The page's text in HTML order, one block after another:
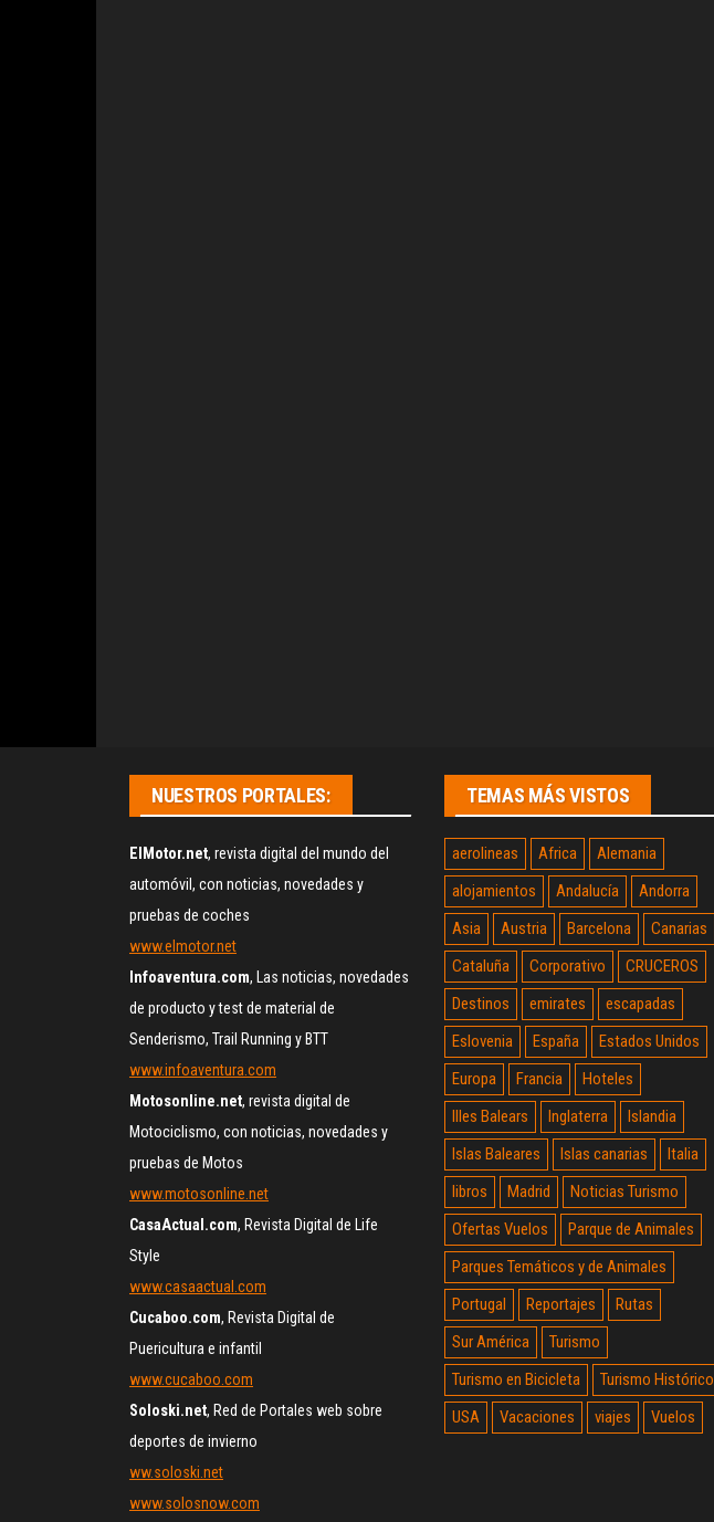
NUESTROS PORTALES:
ElMotor.net, revista digital del mundo del
automóvil, con noticias, novedades y
pruebas de coches
www.elmotor.net
Infoaventura.com, Las noticias, novedades
de producto y test de material de
Senderismo, Trail Running y BTT
www.infoaventura.com
Motosonline.net, revista digital de
Motociclismo, con noticias, novedades y
pruebas de Motos
www.motosonline.net
CasaActual.com, Revista Digital de Life
Style
www.casaactual.com
Cucaboo.com, Revista Digital de
Puericultura e infantil
www.cucaboo.com
Soloski.net, Red de Portales web sobre
deportes de invierno
ww.soloski.net
www.solosnow.com
TEMAS MÁS VISTOS
aerolineas Africa
Alemania
alojamientos
Andalucía
Andorra
Asia
Austria Barcelona
Canarias
Cataluña
Corporativo
CRUCEROS
Destinos
emirates
escapadas
Eslovenia
España
Estados Unidos
Europa
Francia
Hoteles
Illes Balears
Inglaterra
Islandia
Islas Baleares
Islas canarias
Italia
libros
Madrid
Noticias Turismo
Ofertas Vuelos
Parque de Animales
Parques Temáticos y de Animales
Portugal
Reportajes
Rutas
Sur América
Turismo
Turismo en Bicicleta
Turismo Histórico
USA
Vacaciones viajes Vuelos